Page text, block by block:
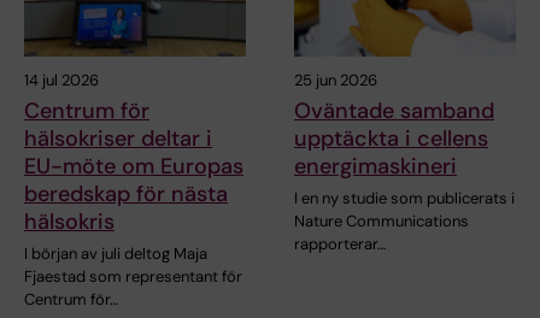
14 jul 2026
Centrum för
hälsokriser deltar i
EU-möte om Europas
beredskap för nästa
hälsokris
I början av juli deltog Maja
Fjaestad som representant för
Centrum för…
25 jun 2026
Oväntade samband
upptäckta i cellens
energimaskineri
I en ny studie som publicerats i
Nature Communications
rapporterar…